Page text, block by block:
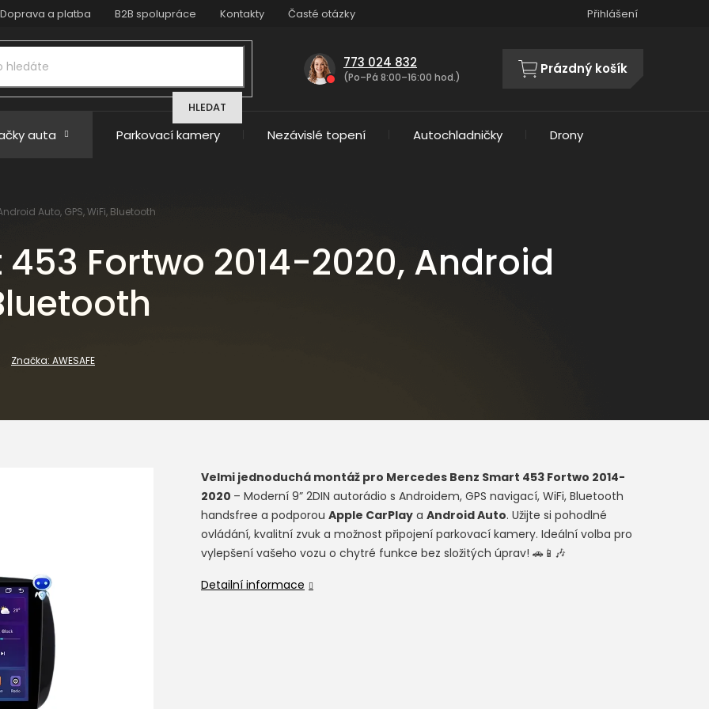
Doprava a platba B2B spolupráce Kontakty Časté otázky Přihlášení
HLEDAT
773 024 832
(Po–Pá 8:00–16:00 hod.)
NÁKUPNÍ
Prázdný košík
auta Parkovací kamery Nezávislé topení Autochladničky Drony
Auto, GPS, WiFi, Bluetooth
Fortwo 2014-2020, Android
Značka: AWESAFE
Velmi jednoduchá montáž pro Mercedes Benz Smart 453 Fortwo 2014-
2020 – Moderní 9” 2DIN autorádio s Androidem, GPS navigací, WiFi, Bluetooth
handsfree a podporou Apple CarPlay a Android Auto. Užijte si pohodlné
ovládání, kvalitní zvuk a možnost připojení parkovací kamery. Ideální volba pro
vylepšení vašeho vozu o chytré funkce bez složitých úprav! 🚗📱🎶
Detailní informace